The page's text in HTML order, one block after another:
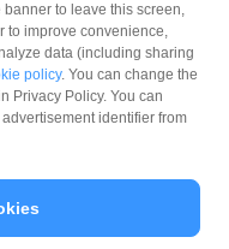
banner to leave this screen,
to improve convenience,
data (including sharing
policy. You can change the
Privacy Policy. You can
identifier from